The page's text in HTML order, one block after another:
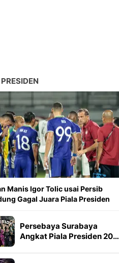
Manis Igor Tolic usai Persib
Gagal Juara Piala Presiden
Persebaya Surabaya
Angkat Piala Presiden 20…